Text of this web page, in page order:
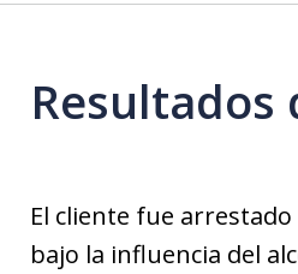
Resultados
El cliente fue
bajo la influencia del